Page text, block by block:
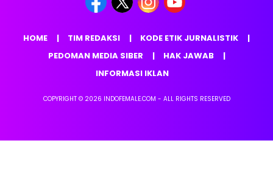
HOME TIM REDAKSI
KODE ETIK JURNALISTIK
PEDOMAN MEDIA SIBER
HAK JAWAB
INFORMASI IKLAN
COPYRIGHT © 2026 INDOFEMALE.COM - ALL RIGHTS RESERVED